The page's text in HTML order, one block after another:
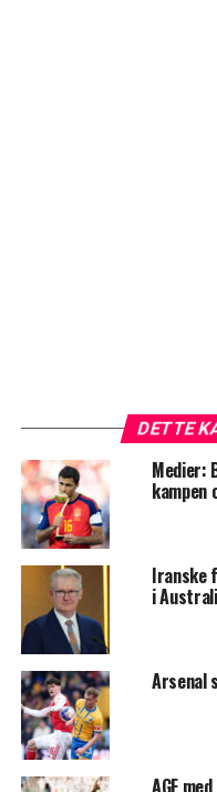
DETTE
Medier:
kampen
Iranske
i
Arsenal